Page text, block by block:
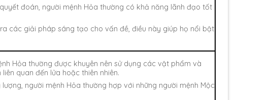
đoán, người mệnh Hỏa thường có khả năng lãnh đạo tốt
các giải pháp sáng tạo cho vấn đề, điều này giúp họ nổi bật
Hỏa thường được khuyên nên sử dụng các vật phẩm và
quan đến lửa hoặc thiên nhiên.
người mệnh Hỏa thường hợp với những người mệnh Mộc